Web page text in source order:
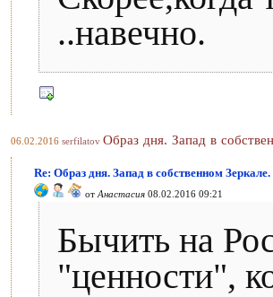
..навечно.
06.02.2016 serfilatov Образ дня. Запад в
Re: Образ дня. Запад в собственном
от Анастасия 08.02.2016 09:21
Бычить на
"ценности",